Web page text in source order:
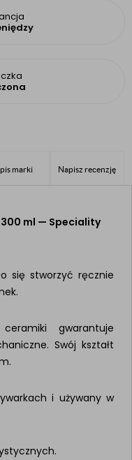
marki Napisz recenzję
ml — Speciality
się stworzyć ręcznie
gwarantuje
Swój kształt
i używany w